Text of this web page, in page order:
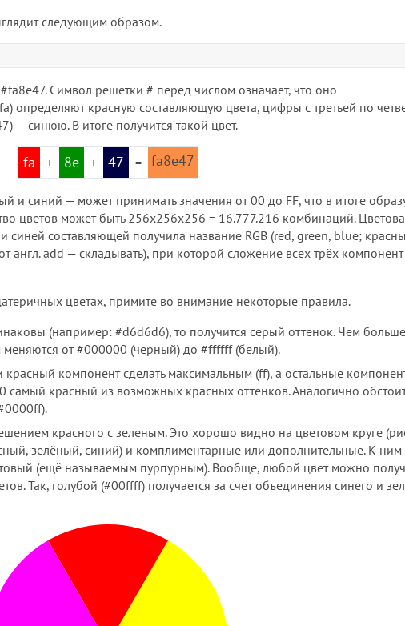
следующим образом.
Символ решётки # перед числом означает, что оно
определяют красную составляющую цвета, цифры с третьей по
— синюю. В итоге получится такой цвет.
fa + 8e + 47 = fa8e47
и синий — может принимать значения от 00 до FF, что в итоге
цветов может быть 256х256х256 = 16.777.216 комбинаций.
синей составляющей получила название RGB (red, green, blue;
англ. add — складывать), при которой сложение всех трёх компонент
цветах, примите во внимание некоторые правила.
(например: #d6d6d6), то получится серый оттенок. Чем
меняются от #000000 (черный) до #ffffff (белый).
красный компонент сделать максимальным (ff), а остальные
самый красный из возможных красных оттенков. Аналогично
красного с зеленым. Это хорошо видно на цветовом круге
зелёный, синий) и комплиментарные или дополнительные. К ним
(ещё называемым пурпурным). Вообще, любой цвет можно
Так, голубой (#00ffff) получается за счет объединения синего и